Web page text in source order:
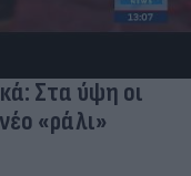
Στα ύψη οι
«ράλι»